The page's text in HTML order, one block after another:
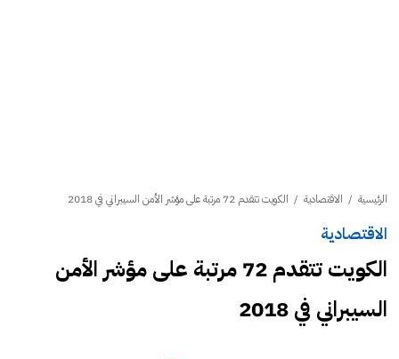
الرئيسية / الاقتصادية / الكويت تتقدم 72 مرتبة على مؤشر الأمن السيبراني في 2018
الاقتصادية
الكويت تتقدم 72 مرتبة على مؤشر الأمن
السيبراني في 2018